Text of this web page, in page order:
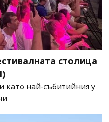
столица
като най-събитийния у